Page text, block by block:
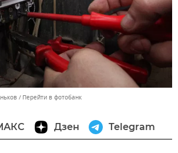
Перейти в фотобанк
Дзен Telegram